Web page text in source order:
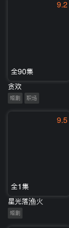
9.2
全90集
贪欢
短剧 职场
9.5
全1集
星光落渔火
短剧